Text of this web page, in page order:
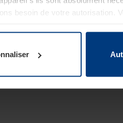
besoin de votre autorisation.